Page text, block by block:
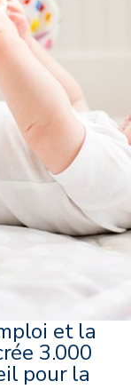
et la
3.000
pour la